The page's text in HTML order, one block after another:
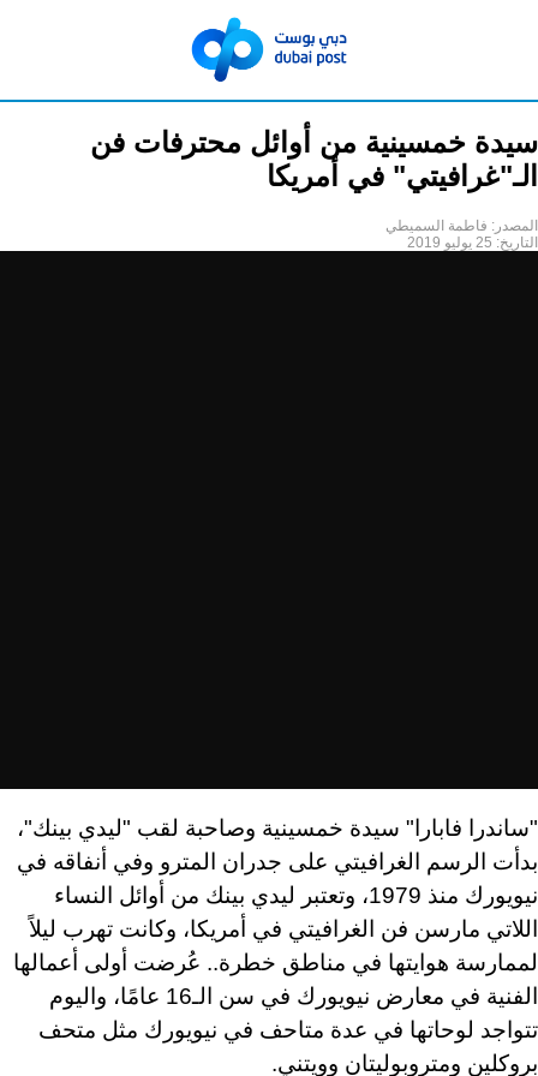
سيدة خمسينية من أوائل محترفات فن
الـ"غرافيتي" في أمريكا
المصدر: فاطمة السميطي
التاريخ: 25 يوليو 2019
"ساندرا فابارا" سيدة خمسينية وصاحبة لقب "ليدي بينك"،
بدأت الرسم الغرافيتي على جدران المترو وفي أنفاقه في
نيويورك منذ 1979، وتعتبر ليدي بينك من أوائل النساء
اللاتي مارسن فن الغرافيتي في أمريكا، وكانت تهرب ليلاً
لممارسة هوايتها في مناطق خطرة.. عُرضت أولى أعمالها
الفنية في معارض نيويورك في سن الـ16 عامًا، واليوم
تتواجد لوحاتها في عدة متاحف في نيويورك مثل متحف
بروكلين ومتروبوليتان وويتني.